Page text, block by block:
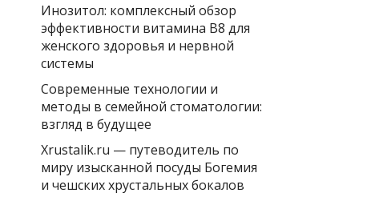
Инозитол: комплексный обзор
эффективности витамина B8 для
женского здоровья и нервной
системы
Современные технологии и
методы в семейной стоматологии:
взгляд в будущее
Xrustalik.ru — путеводитель по
миру изысканной посуды Богемия
и чешских хрустальных бокалов